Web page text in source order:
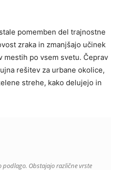
pomemben del trajnostne
zraka in zmanjšajo učinek
po vsem svetu. Čeprav
rešitev za urbane okolice,
strehe, kako delujejo in
podlago. Obstajajo različne vrste